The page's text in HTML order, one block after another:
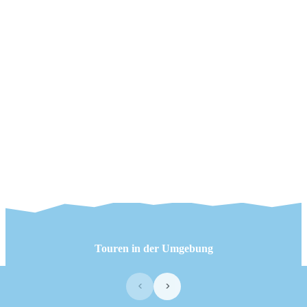
Touren in der Umgebung
‹ ›